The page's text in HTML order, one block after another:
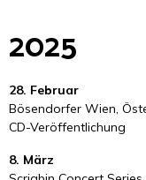
2025
28. Februar
Bösendorfer Wien,
CD-Veröffentlichung
8. März